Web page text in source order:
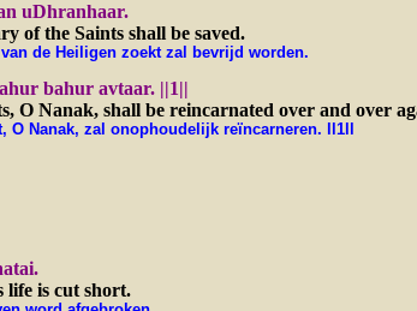
uDhranhaar.
of the Saints shall be saved.
de Heiligen zoekt zal bevrijd worden.
bahur avtaar. ||1||
O Nanak, shall be reincarnated over and over
O Nanak, zal onophoudelijk reïncarneren. ll1ll
life is cut short.